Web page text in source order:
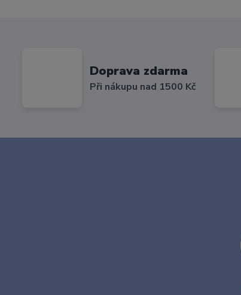
Doprava zdarma
Při nákupu nad 1500 Kč